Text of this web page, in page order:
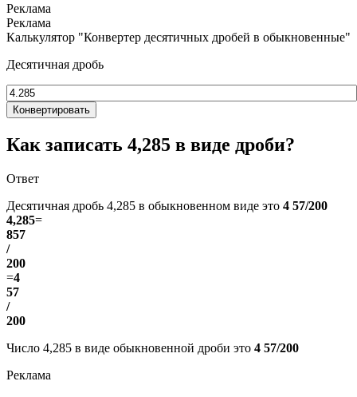
Калькулятор "Конвертер десятичных дробей в обыкновенные"
Десятичная дробь
Конвертировать
Как записать 4,285 в виде дроби?
Ответ
Десятичная дробь 4,285 в обыкновенном виде это 4 57/200
4,285=
857
/
200
=4
57
/
200
Число 4,285 в виде обыкновенной дроби это 4 57/200